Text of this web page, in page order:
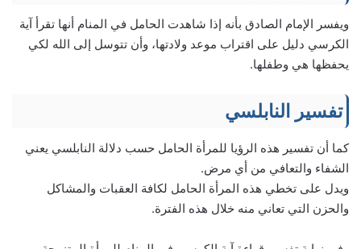
ويفسر الإمام الصادق بأنه إذا شاهدت الحامل في المنام أنها تقرأ آية
الكرسي دليل على اقتراب موعد ولادتها، وأن تتوسل إلى الله لكي
يحفظها هي وطفلها.
تفسير النابلسي
كما أن تفسير هذه الرؤيا للمرأة الحامل حسب دلالة النابلسي يعني
الشفاء والتعافي من أي مرض.
ويدل على تخطي هذه المرأة الحامل لكافة العقبات والمشاكل
والحزن التي تعاني منه خلال هذه الفترة.